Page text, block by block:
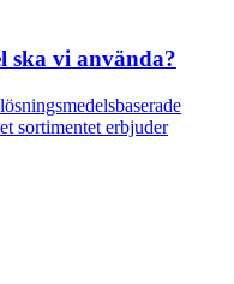
ska vi använda?
sortimentet erbjuder